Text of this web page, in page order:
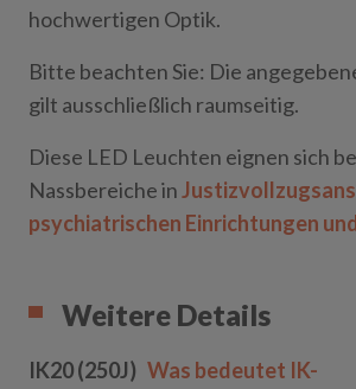
hochwertigen Optik.
Bitte beachten Sie: Die
gilt ausschließlich raumseitig.
Diese LED Leuchten eignen sich
Nassbereiche in
psychiatrischen Einrichtungen
Weitere Details
IK20 (250J) Was bedeutet IK-